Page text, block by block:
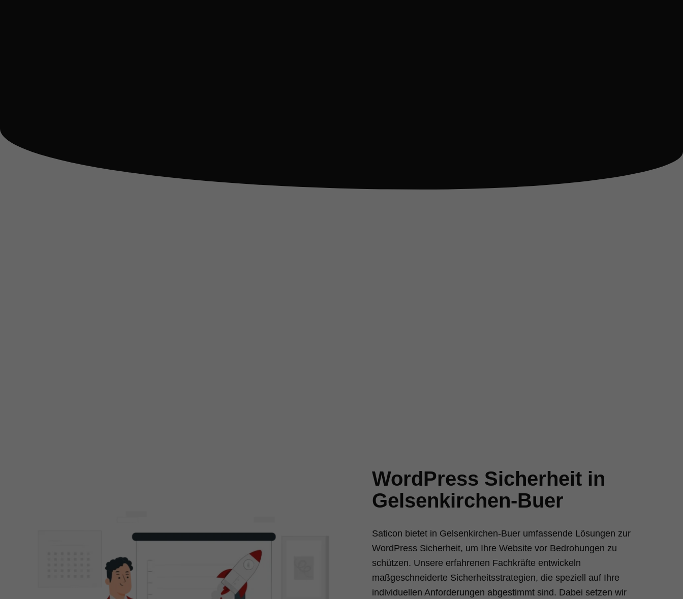
WordPress Sicherheit in
Gelsenkirchen-Buer
Saticon bietet in Gelsenkirchen-Buer umfassende Lösungen zur
WordPress Sicherheit, um Ihre Website vor Bedrohungen zu
schützen. Unsere erfahrenen Fachkräfte entwickeln
maßgeschneiderte Sicherheitsstrategien, die speziell auf Ihre
individuellen Anforderungen abgestimmt sind. Dabei setzen wir